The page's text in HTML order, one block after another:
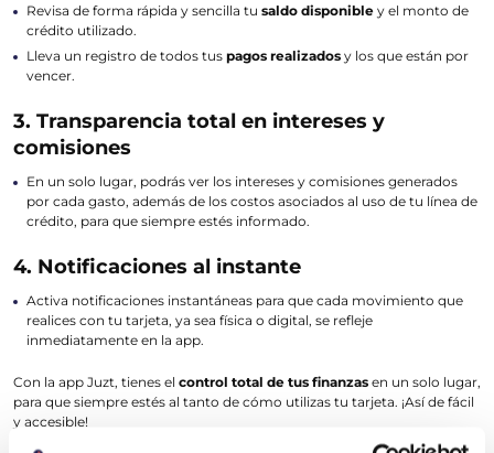
Revisa de forma rápida y sencilla tu saldo disponible y el monto de
crédito utilizado.
Lleva un registro de todos tus pagos realizados y los que están por
vencer.
3. Transparencia total en intereses y
comisiones
En un solo lugar, podrás ver los intereses y comisiones generados
por cada gasto, además de los costos asociados al uso de tu línea de
crédito, para que siempre estés informado.
4. Notificaciones al instante
Activa notificaciones instantáneas para que cada movimiento que
realices con tu tarjeta, ya sea física o digital, se refleje
inmediatamente en la app.
Con la app Juzt, tienes el control total de tus finanzas en un solo lugar,
para que siempre estés al tanto de cómo utilizas tu tarjeta. ¡Así de fácil
y accesible!